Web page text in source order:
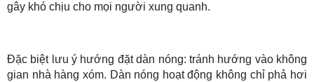
gây khó chịu cho mọi người xung quanh.
Đặc biệt lưu ý hướng đặt dàn nóng: tránh hướng vào không
gian nhà hàng xóm. Dàn nóng hoạt động không chỉ phả hơi